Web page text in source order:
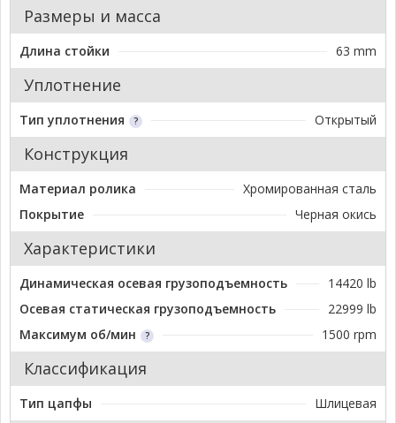
Размеры и масса
Длина стойки 63 mm
Уплотнение
Тип уплотнения Открытый
Конструкция
Материал ролика
Хромированная сталь
Покрытие
Черная окись
Характеристики
Динамическая осевая грузоподъемность
14420 lb
Осевая статическая грузоподъемность
22999 lb
Максимум об/мин
1500 rpm
Классификация
Тип цапфы Шлицевая